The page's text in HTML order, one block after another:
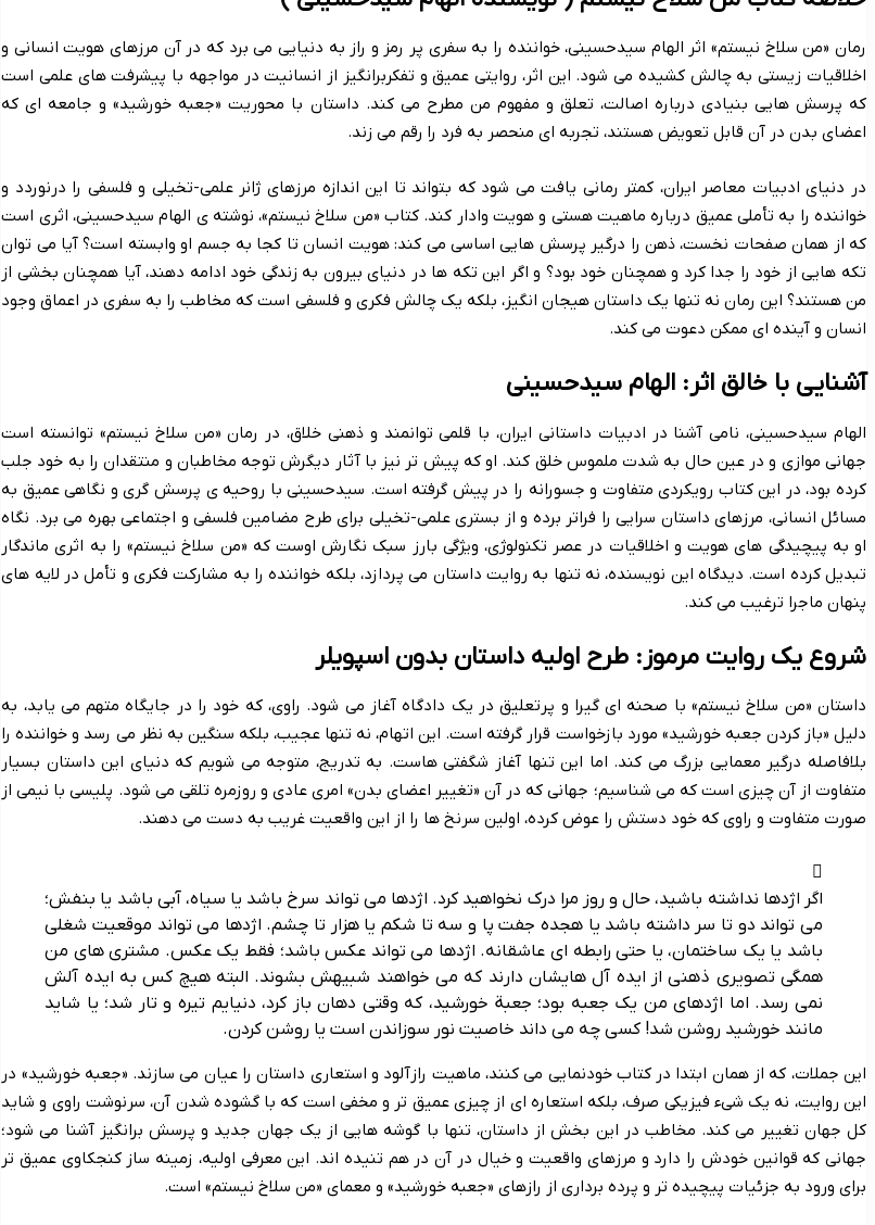
رمان «من سلاخ نیستم» اثر الهام سیدحسینی، خواننده را به سفری پر رمز و راز به دنیایی می برد که در آن مرزهای هویت انسانی و
اخلاقیات زیستی به چالش کشیده می شود. این اثر، روایتی عمیق و تفکربرانگیز از انسانیت در مواجهه با پیشرفت های علمی است
که پرسش هایی بنیادی درباره اصالت، تعلق و مفهوم من مطرح می کند. داستان با محوریت «جعبه خورشید» و جامعه ای که
اعضای بدن در آن قابل تعویض هستند، تجربه ای منحصر به فرد را رقم می زند.
در دنیای ادبیات معاصر ایران، کمتر رمانی یافت می شود که بتواند تا این اندازه مرزهای ژانر علمی-تخیلی و فلسفی را درنوردد و
خواننده را به تأملی عمیق درباره ماهیت هستی و هویت وادار کند. کتاب «من سلاخ نیستم»، نوشته ی الهام سیدحسینی، اثری است
که از همان صفحات نخست، ذهن را درگیر پرسش هایی اساسی می کند: هویت انسان تا کجا به جسم او وابسته است؟ آیا می توان
تکه هایی از خود را جدا کرد و همچنان خود بود؟ و اگر این تکه ها در دنیای بیرون به زندگی خود ادامه دهند، آیا همچنان بخشی از
من هستند؟ این رمان نه تنها یک داستان هیجان انگیز، بلکه یک چالش فکری و فلسفی است که مخاطب را به سفری در اعماق وجود
انسان و آینده ای ممکن دعوت می کند.
آشنایی با خالق اثر: الهام سیدحسینی
الهام سیدحسینی، نامی آشنا در ادبیات داستانی ایران، با قلمی توانمند و ذهنی خلاق، در رمان «من سلاخ نیستم» توانسته است
جهانی موازی و در عین حال به شدت ملموس خلق کند. او که پیش تر نیز با آثار دیگرش توجه مخاطبان و منتقدان را به خود جلب
کرده بود، در این کتاب رویکردی متفاوت و جسورانه را در پیش گرفته است. سیدحسینی با روحیه ی پرسش گری و نگاهی عمیق به
مسائل انسانی، مرزهای داستان سرایی را فراتر برده و از بستری علمی-تخیلی برای طرح مضامین فلسفی و اجتماعی بهره می برد. نگاه
او به پیچیدگی های هویت و اخلاقیات در عصر تکنولوژی، ویژگی بارز سبک نگارش اوست که «من سلاخ نیستم» را به اثری ماندگار
تبدیل کرده است. دیدگاه این نویسنده، نه تنها به روایت داستان می پردازد، بلکه خواننده را به مشارکت فکری و تأمل در لایه های
پنهان ماجرا ترغیب می کند.
شروع یک روایت مرموز: طرح اولیه داستان بدون اسپویلر
داستان «من سلاخ نیستم» با صحنه ای گیرا و پرتعلیق در یک دادگاه آغاز می شود. راوی، که خود را در جایگاه متهم می یابد، به
دلیل «باز کردن جعبه خورشید» مورد بازخواست قرار گرفته است. این اتهام، نه تنها عجیب، بلکه سنگین به نظر می رسد و خواننده را
بلافاصله درگیر معمایی بزرگ می کند. اما این تنها آغاز شگفتی هاست. به تدریج، متوجه می شویم که دنیای این داستان بسیار
متفاوت از آن چیزی است که می شناسیم؛ جهانی که در آن «تغییر اعضای بدن» امری عادی و روزمره تلقی می شود. پلیسی با نیمی از
صورت متفاوت و راوی که خود دستش را عوض کرده، اولین سرنخ ها را از این واقعیت غریب به دست می دهند.
اگر اژدها نداشته باشید، حال و روز مرا درک نخواهید کرد. اژدها می تواند سرخ باشد یا سیاه، آبی باشد یا بنفش؛
می تواند دو تا سر داشته باشد یا هجده جفت پا و سه تا شکم یا هزار تا چشم. اژدها می تواند موقعیت شغلی
باشد یا یک ساختمان، یا حتی رابطه ای عاشقانه. اژدها می تواند عکس باشد؛ فقط یک عکس. مشتری های من
همگی تصویری ذهنی از ایده آل هایشان دارند که می خواهند شبیهش بشوند. البته هیچ کس به ایده آلش
نمی رسد. اما اژدهای من یک جعبه بود؛ جعبة خورشید، که وقتی دهان باز کرد، دنیایم تیره و تار شد؛ یا شاید
مانند خورشید روشن شد! کسی چه می داند خاصیت نور سوزاندن است یا روشن کردن.
این جملات، که از همان ابتدا در کتاب خودنمایی می کنند، ماهیت رازآلود و استعاری داستان را عیان می سازند. «جعبه خورشید» در
این روایت، نه یک شیء فیزیکی صرف، بلکه استعاره ای از چیزی عمیق تر و مخفی است که با گشوده شدن آن، سرنوشت راوی و شاید
کل جهان تغییر می کند. مخاطب در این بخش از داستان، تنها با گوشه هایی از یک جهان جدید و پرسش برانگیز آشنا می شود؛
جهانی که قوانین خودش را دارد و مرزهای واقعیت و خیال در آن در هم تنیده اند. این معرفی اولیه، زمینه ساز کنجکاوی عمیق تر
برای ورود به جزئیات پیچیده تر و پرده برداری از رازهای «جعبه خورشید» و معمای «من سلاخ نیستم» است.